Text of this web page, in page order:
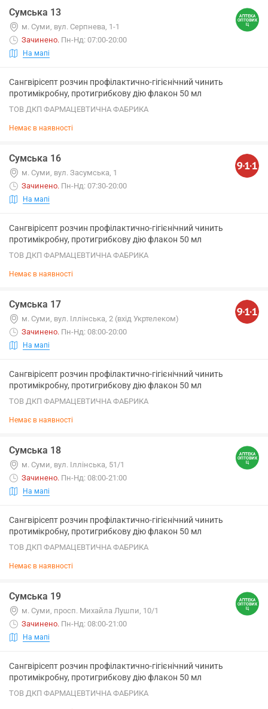
Сумська 13
м. Суми, вул. Серпнева, 1-1
Зачинено. Пн-Нд: 07:00-20:00
На мапі
Сангвірісепт розчин профілактично-гігієнічний чинить
протимікробну, протигрибкову дію флакон 50 мл
ТОВ ДКП ФАРМАЦЕВТИЧНА ФАБРИКА
Немає в наявності
Сумська 16
м. Суми, вул. Засумська, 1
Зачинено. Пн-Нд: 07:30-20:00
На мапі
Сангвірісепт розчин профілактично-гігієнічний чинить
протимікробну, протигрибкову дію флакон 50 мл
ТОВ ДКП ФАРМАЦЕВТИЧНА ФАБРИКА
Немає в наявності
Сумська 17
м. Суми, вул. Іллінська, 2 (вхід Укртелеком)
Зачинено. Пн-Нд: 08:00-20:00
На мапі
Сангвірісепт розчин профілактично-гігієнічний чинить
протимікробну, протигрибкову дію флакон 50 мл
ТОВ ДКП ФАРМАЦЕВТИЧНА ФАБРИКА
Немає в наявності
Сумська 18
м. Суми, вул. Іллінська, 51/1
Зачинено. Пн-Нд: 08:00-21:00
На мапі
Сангвірісепт розчин профілактично-гігієнічний чинить
протимікробну, протигрибкову дію флакон 50 мл
ТОВ ДКП ФАРМАЦЕВТИЧНА ФАБРИКА
Немає в наявності
Сумська 19
м. Суми, просп. Михайла Лушпи, 10/1
Зачинено. Пн-Нд: 08:00-21:00
На мапі
Сангвірісепт розчин профілактично-гігієнічний чинить
протимікробну, протигрибкову дію флакон 50 мл
ТОВ ДКП ФАРМАЦЕВТИЧНА ФАБРИКА